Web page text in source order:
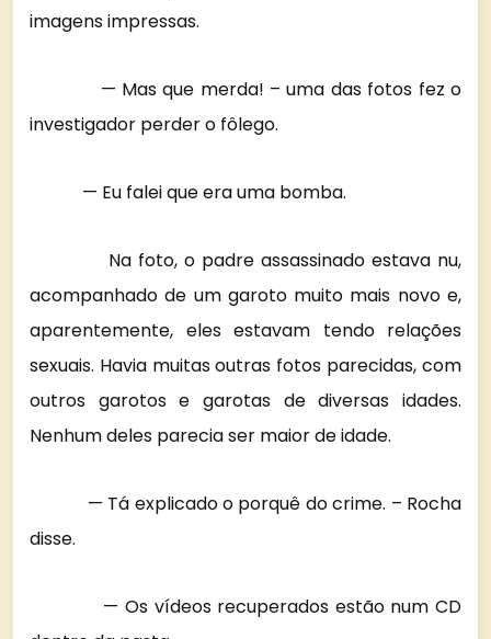
imagens impressas.
— Mas que merda! – uma das fotos fez o
investigador perder o fôlego.
— Eu falei que era uma bomba.
Na foto, o padre assassinado estava nu,
acompanhado de um garoto muito mais novo e,
aparentemente, eles estavam tendo relações
sexuais. Havia muitas outras fotos parecidas, com
outros garotos e garotas de diversas idades.
Nenhum deles parecia ser maior de idade.
— Tá explicado o porquê do crime. – Rocha
disse.
— Os vídeos recuperados estão num CD